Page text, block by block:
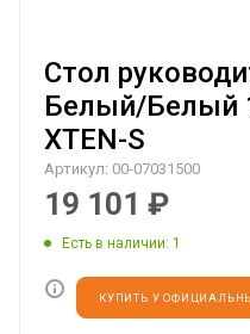
Стол
Белый/Белый
XTEN-S
Артикул: 00-07031500
19 101 ₽
Есть в наличии: 1
КУПИТЬ У